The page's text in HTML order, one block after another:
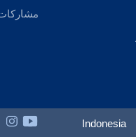
مشاركات
Indonesia